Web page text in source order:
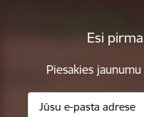
Esi
Piesakies